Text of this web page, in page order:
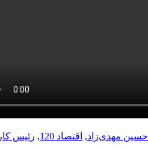
حسین مهدی‌زاد, اقتصاد 120 , رئیس